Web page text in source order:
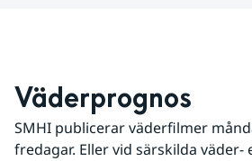
Väderprognos
SMHI publicerar väderfilmer
fredagar. Eller vid särskilda väder-